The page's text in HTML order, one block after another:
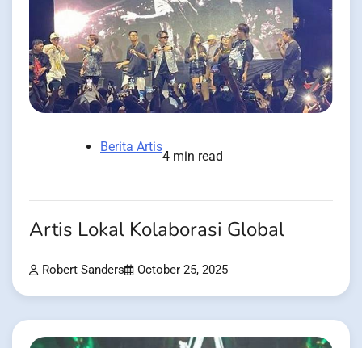
Berita Artis
4 min read
Artis Lokal Kolaborasi Global
Robert Sanders October 25, 2025